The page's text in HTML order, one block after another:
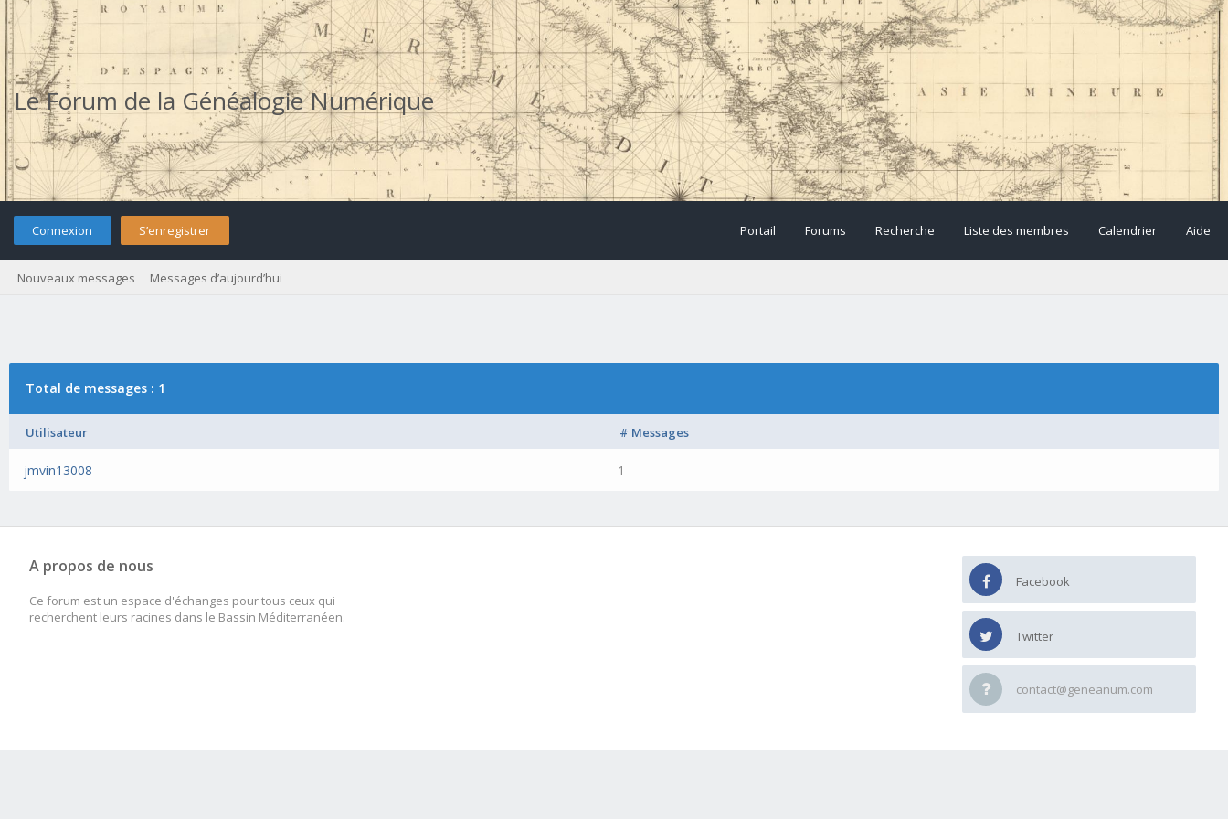
Le Forum de la Généalogie Numérique
Connexion S’enregistrer Portail Forums Recherche Liste des membres Calendrier Aide
Nouveaux messages Messages d’aujourd’hui
Total de messages : 1
Utilisateur # Messages
jmvin13008 1
A propos de nous
Ce forum est un espace d'échanges pour tous ceux qui
recherchent leurs racines dans le Bassin Méditerranéen.
Facebook
Twitter
contact@geneanum.com